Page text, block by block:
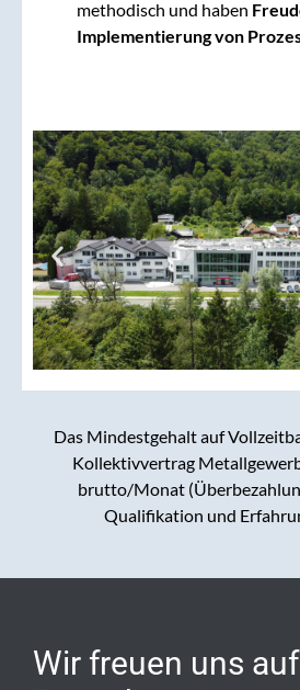
methodisch und haben
Implementierung von
Das Mindestgehalt auf
Kollektivvertrag
brutto/Monat
Qualifikation und
Wir freuen uns